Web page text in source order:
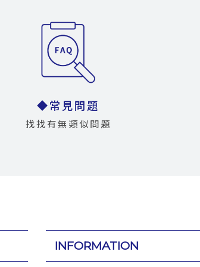
◆常見問題
找找有無類似問題
INFORMATION